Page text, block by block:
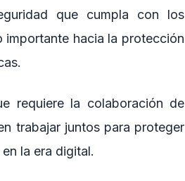
que cumpla con los
importante hacia la protección
requiere la colaboración de
trabajar juntos para proteger
la era digital.